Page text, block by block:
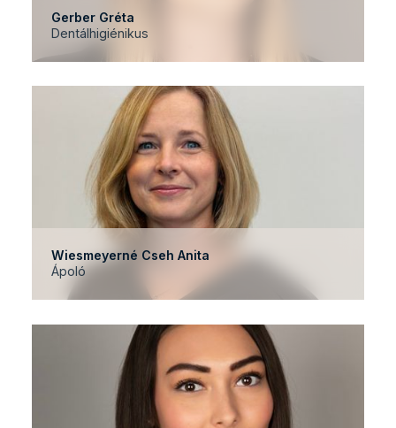
Gerber Gréta
Dentálhigiénikus
Wiesmeyerné Cseh Anita
Ápoló